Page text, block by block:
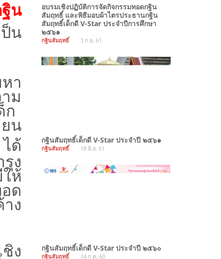
น
น
า
ม
ก
น
ด้
ง
ห้
ด
ง
ง
อบรมเชิงปฏิบัติการจัดกิจกรรมทอดกฐิน
สัมฤทธิ์ และพิธีมอบผ้าไตรประธานกฐิน
สัมฤทธิ์เด็กดี V-Star ประจำปีการศึกษา
๒๕๖๑
กฐินสัมฤทธิ์ 3 ก.ย. 61
กฐินสัมฤทธิ์เด็กดี V-Star ประจำปี ๒๕๖๑
กฐินสัมฤทธิ์ 18 มิ.ย. 61
กฐินสัมฤทธิ์เด็กดี V-Star ประจำปี ๒๕๖๐
กฐินสัมฤทธิ์ 14 ก.ค. 60